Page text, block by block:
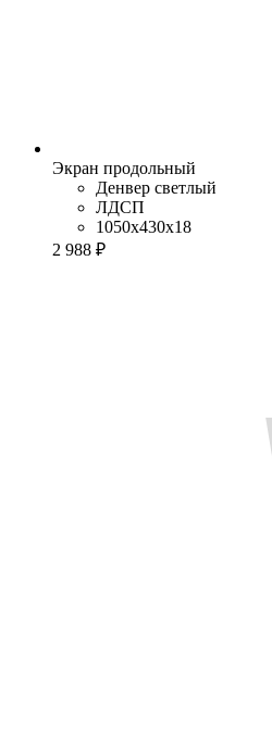
Экран продольный
Денвер светлый
ЛДСП
1050x430x18
2 988 ₽